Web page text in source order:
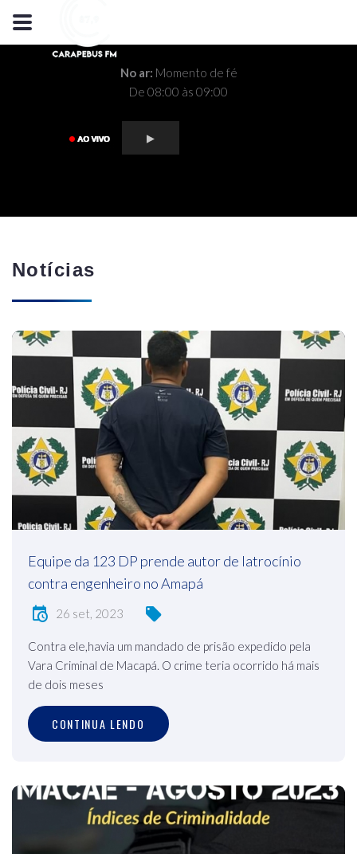
No ar: Momento de fé
De 08:00 às 09:00
Notícias
Equipe da 123 DP prende autor de latrocínio
contra engenheiro no Amapá
26 set, 2023
Contra ele,havia um mandado de prisão expedido pela
Vara Criminal de Macapá. O crime teria ocorrido há mais
de dois meses
CONTINUA LENDO